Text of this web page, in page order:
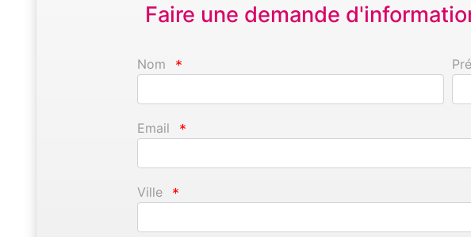
Faire une demande
Nom *
Email *
Ville *